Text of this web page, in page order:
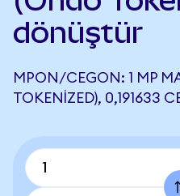
dönüştür
MPON/CEGON: 1 MP
TOKENIZED), 0,191633